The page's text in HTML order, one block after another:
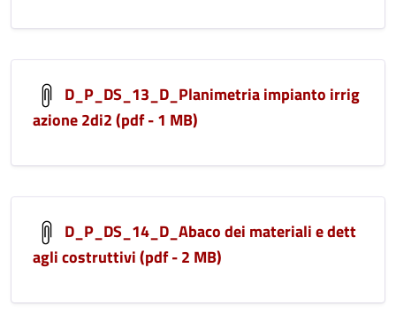
D_P_DS_13_D_Planimetria impianto irrig
azione 2di2 (pdf - 1 MB)
D_P_DS_14_D_Abaco dei materiali e dett
agli costruttivi (pdf - 2 MB)